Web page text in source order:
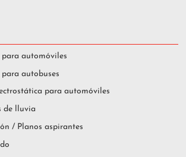
automóviles
autobuses
para automóviles
de lluvia
/ Planos aspirantes